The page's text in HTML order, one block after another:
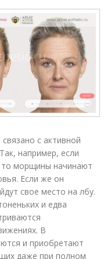
с активной
например, если
то морщины начинают
Если же он
свое место на лбу.
и едва
В
и приобретают
даже при полном